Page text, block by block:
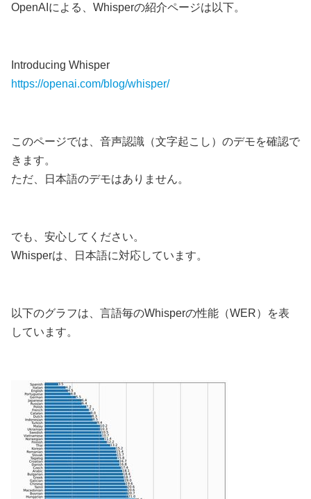
OpenAIによる、Whisperの紹介ページは以下。
Introducing Whisper
https://openai.com/blog/whisper/
このページでは、音声認識（文字起こし）のデモを確認で
きます。
ただ、日本語のデモはありません。
でも、安心してください。
Whisperは、日本語に対応しています。
以下のグラフは、言語毎のWhisperの性能（WER）を表
しています。